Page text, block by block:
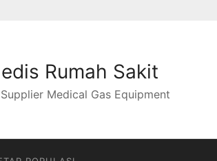
Rumah Sakit
Medical Gas Equipment